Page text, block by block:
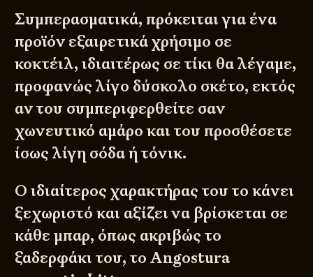
Συμπερασματικά, πρόκειται για ένα
προϊόν εξαιρετικά χρήσιμο σε
κοκτέιλ, ιδιαιτέρως σε τίκι θα λέγαμε,
προφανώς λίγο δύσκολο σκέτο, εκτός
αν του συμπεριφερθείτε σαν
χωνευτικό αμάρο και του προσθέσετε
ίσως λίγη σόδα ή τόνικ.
Ο ιδιαίτερος χαρακτήρας του το κάνει
ξεχωριστό και αξίζει να βρίσκεται σε
κάθε μπαρ, όπως ακριβώς το
ξαδερφάκι του, το Angostura